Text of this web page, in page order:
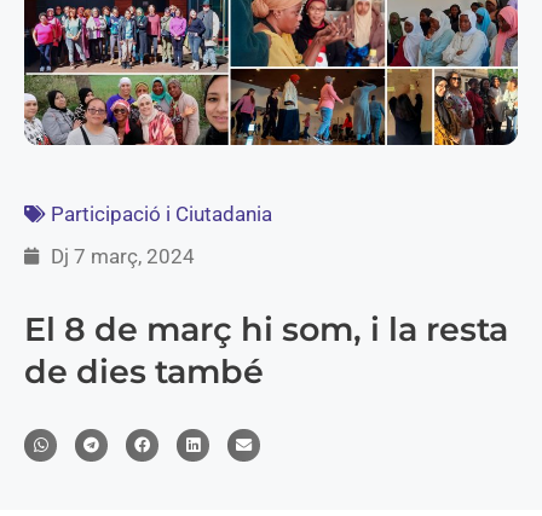
Participació i Ciutadania
Dj 7 març, 2024
El 8 de març hi som, i la resta
de dies també